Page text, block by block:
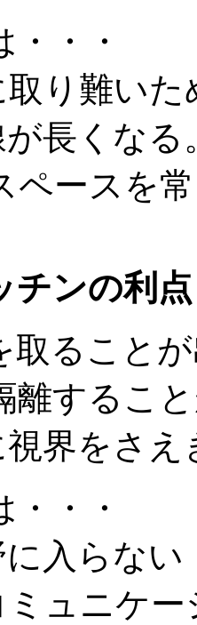
・・
り難いた
長くなる
ースを
チンの利点
ること
するこ
界をさえ
・・
入らない
ュニケ